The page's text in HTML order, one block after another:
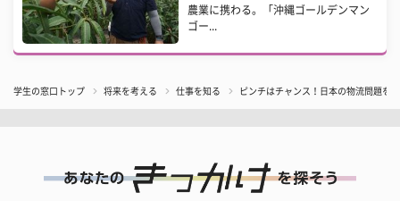
農業に携わる。「沖縄ゴールデンマン
ゴー...
学生の窓口トップ 将来を考える 仕事を知る ピンチはチャンス！日本の物流問題